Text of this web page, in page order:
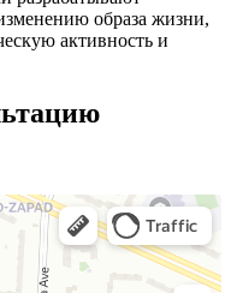
образа жизни,
активность и